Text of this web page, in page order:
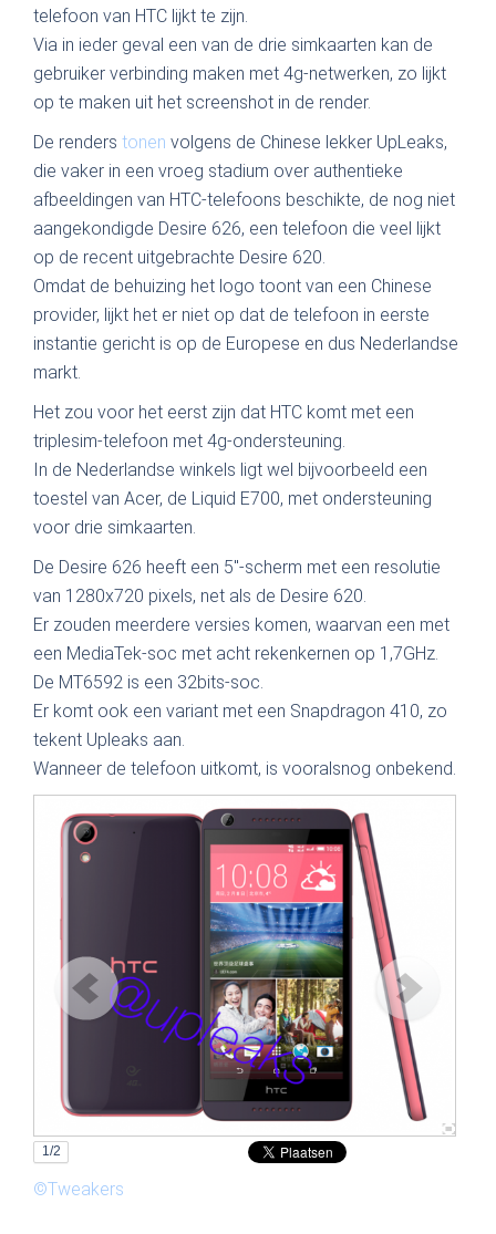
telefoon van HTC lijkt te zijn.
Via in ieder geval een van de drie simkaarten kan de
gebruiker verbinding maken met 4g-netwerken, zo lijkt
op te maken uit het screenshot in de render.
De renders tonen volgens de Chinese lekker UpLeaks,
die vaker in een vroeg stadium over authentieke
afbeeldingen van HTC-telefoons beschikte, de nog niet
aangekondigde Desire 626, een telefoon die veel lijkt
op de recent uitgebrachte Desire 620.
Omdat de behuizing het logo toont van een Chinese
provider, lijkt het er niet op dat de telefoon in eerste
instantie gericht is op de Europese en dus Nederlandse
markt.
Het zou voor het eerst zijn dat HTC komt met een
triplesim-telefoon met 4g-ondersteuning.
In de Nederlandse winkels ligt wel bijvoorbeeld een
toestel van Acer, de Liquid E700, met ondersteuning
voor drie simkaarten.
De Desire 626 heeft een 5"-scherm met een resolutie
van 1280x720 pixels, net als de Desire 620.
Er zouden meerdere versies komen, waarvan een met
een MediaTek-soc met acht rekenkernen op 1,7GHz.
De MT6592 is een 32bits-soc.
Er komt ook een variant met een Snapdragon 410, zo
tekent Upleaks aan.
Wanneer de telefoon uitkomt, is vooralsnog onbekend.
1/2
©Tweakers